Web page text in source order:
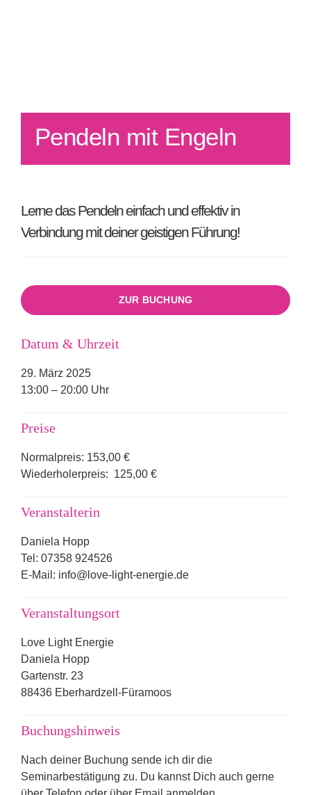
Pendeln mit Engeln
Lerne das Pendeln einfach und effektiv in
Verbindung mit deiner geistigen Führung!
ZUR BUCHUNG
Datum & Uhrzeit
29. März 2025
13:00 – 20:00 Uhr
Preise
Normalpreis: 153,00 €
Wiederholerpreis: 125,00 €
Veranstalterin
Daniela Hopp
Tel: 07358 924526
E-Mail: info@love-light-energie.de
Veranstaltungsort
Love Light Energie
Daniela Hopp
Gartenstr. 23
88436 Eberhardzell-Füramoos
Buchungshinweis
Nach deiner Buchung sende ich dir die
Seminarbestätigung zu. Du kannst Dich auch gerne